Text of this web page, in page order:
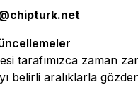
tarafımızca zaman
belirli aralıklarla